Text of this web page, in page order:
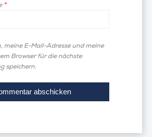
*
meine E-Mail-Adresse und meine
Browser für die nächste
speichern.